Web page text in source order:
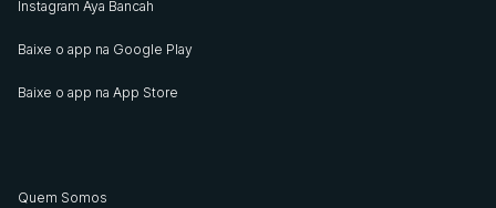
Instagram Aya Bancah
Baixe o app na Google Play
Baixe o app na App Store
Quem Somos